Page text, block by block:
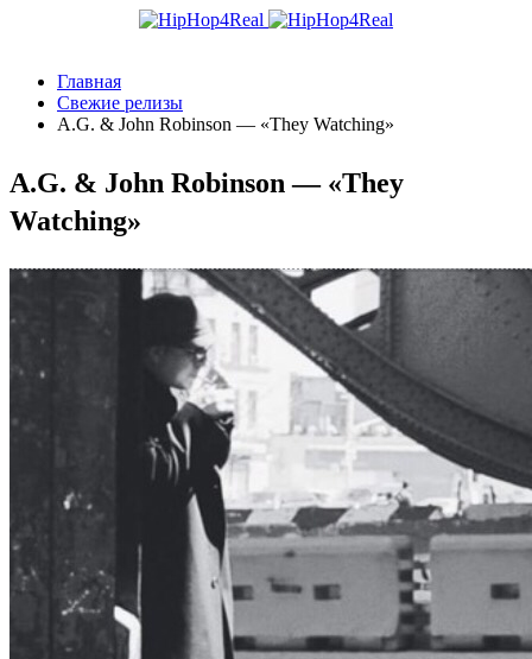
Главная
Свежие релизы
A.G. & John Robinson — «They Watching»
A.G. & John Robinson — «They
Watching»